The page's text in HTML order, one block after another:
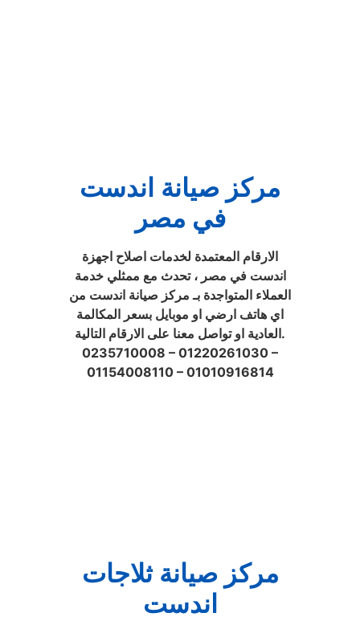
مركز صيانة اندست
في مصر
الارقام المعتمدة لخدمات اصلاح اجهزة
اندست في مصر ، تحدث مع ممثلي خدمة
العملاء المتواجدة بـ مركز صيانة اندست من
اي هاتف ارضي او موبايل بسعر المكالمة
العادية او تواصل معنا على الارقام التالية.
0235710008 – 01220261030 –
01154008110 – 01010916814
مركز صيانة ثلاجات
اندست